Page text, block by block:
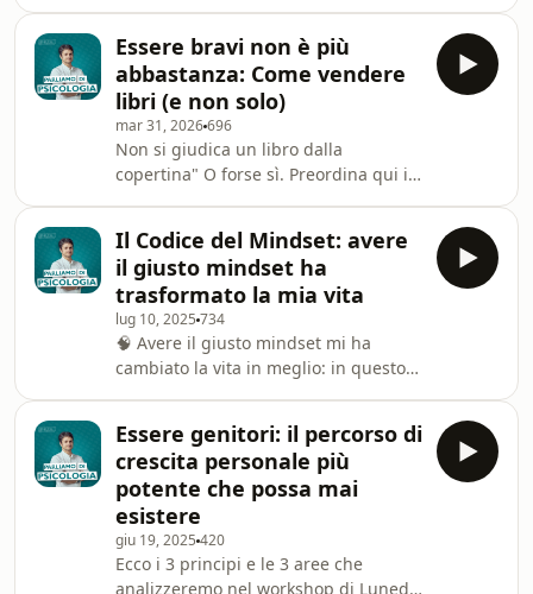
Cave (00:02:12)La teoria del conflitto
realistico (00:05:39)Conclusioni
(00:10:21)--------------------------------------
------------------------------------------
Essere bravi non è più
abbastanza: Come vendere
libri (e non solo)
mar 31, 2026696
Non si giudica un libro dalla
copertina" O forse sì. Preordina qui il
In questo video ti racconto di quando
il signor Giunti mi ha insegnato una
lezione sulla vendita che non mi
scorderò mai. Buon ascolto, Luca ------
---------------------------------------------------
----------------------Introduzione
(00:00:00)La prima vendita
Il Codice del Mindset: avere
il giusto mindset ha
trasformato la mia vita
lug 10, 2025 734
🧠 Avere il giusto mindset mi ha
cambiato la vita in meglio: in questo
Codice del Mindset", ti spiego meglio
come le idee che hai sono in grado di
modellare il mondo intorno a te.Per
acquistare il videocorso "Il Codice del
Mindset" clicca qui:
www.ilcodicedelmindset.it, io ti
Essere genitori: il percorso di
crescita personale più
potente che possa mai
esistere
giu 19, 2025 420
Ecco i 3 principi e le 3 aree che
analizzeremo nel workshop di Lunedì